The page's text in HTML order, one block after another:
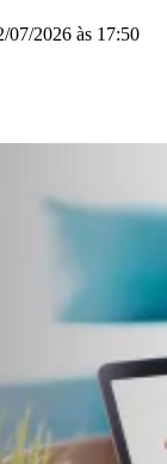
Antônio
07/2026 às 17:50